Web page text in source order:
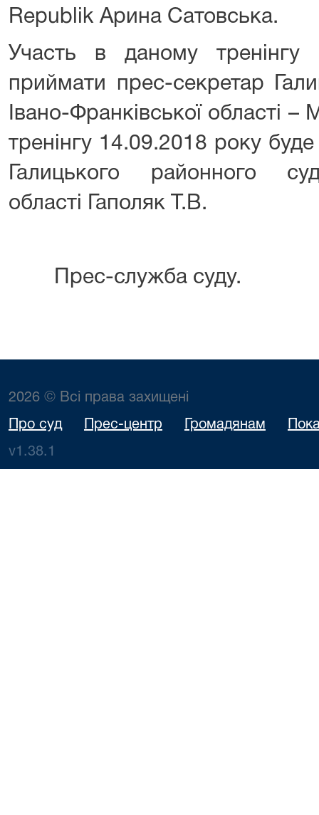
Republik Арина Сатовська.
Участь в даному тренінгу
приймати прес-секретар
Івано-Франківської області
тренінгу 14.09.2018 року
Галицького районного
області Гаполяк Т.В.
Прес-служба суду.
2026 © Всі права захищені
Про суд Прес-центр Громадянам
v1.38.1